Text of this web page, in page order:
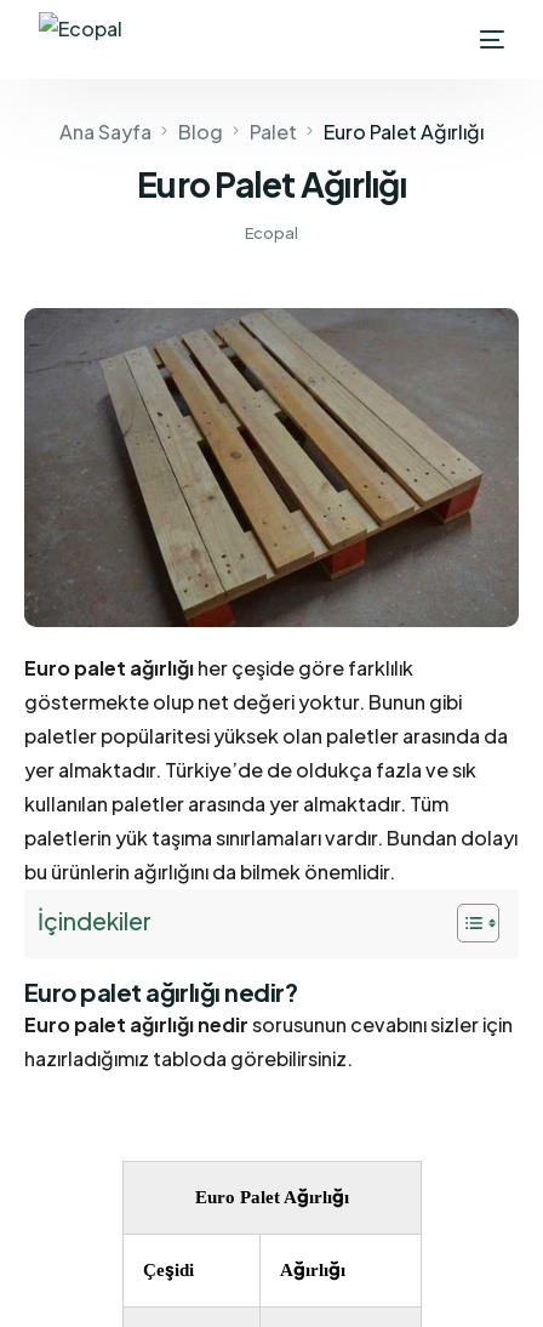
Ana Sayfa Blog Palet Euro Palet Ağırlığı
Euro Palet Ağırlığı
Ecopal
Euro palet ağırlığıher çeşide göre farklılık
göstermekte olup net değeri yoktur. Bunun gibi
paletler popülaritesi yüksek olan paletler arasında da
yer almaktadır. Türkiye’de de oldukça fazla ve sık
kullanılan paletler arasında yer almaktadır. Tüm
paletlerin yük taşıma sınırlamaları vardır. Bundan dolayı
bu ürünlerin ağırlığını da bilmek önemlidir.
İçindekiler
Euro palet ağırlığı nedir?
Euro palet ağırlığı nedirsorusunun cevabını sizler için
hazırladığımız tabloda görebilirsiniz.
Euro Palet Ağırlığı
Çeşidi Ağırlığı